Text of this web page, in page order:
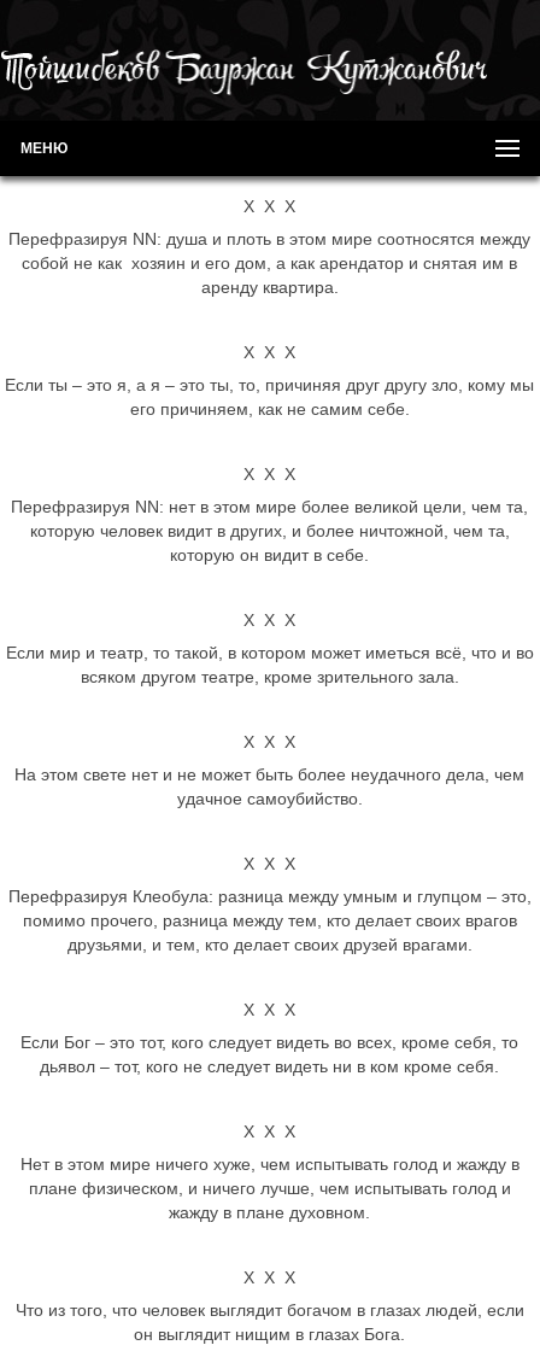
МЕНЮ
Х Х Х
Перефразируя NN: душа и плоть в этом мире соотносятся между
собой не как хозяин и его дом, а как арендатор и снятая им в
аренду квартира.
Х Х Х
Если ты – это я, а я – это ты, то, причиняя друг другу зло, кому мы
его причиняем, как не самим себе.
Х Х Х
Перефразируя NN: нет в этом мире более великой цели, чем та,
которую человек видит в других, и более ничтожной, чем та,
которую он видит в себе.
Х Х Х
Если мир и театр, то такой, в котором может иметься всё, что и во
всяком другом театре, кроме зрительного зала.
Х Х Х
На этом свете нет и не может быть более неудачного дела, чем
удачное самоубийство.
Х Х Х
Перефразируя Клеобула: разница между умным и глупцом – это,
помимо прочего, разница между тем, кто делает своих врагов
друзьями, и тем, кто делает своих друзей врагами.
Х Х Х
Если Бог – это тот, кого следует видеть во всех, кроме себя, то
дьявол – тот, кого не следует видеть ни в ком кроме себя.
Х Х Х
Нет в этом мире ничего хуже, чем испытывать голод и жажду в
плане физическом, и ничего лучше, чем испытывать голод и
жажду в плане духовном.
Х Х Х
Что из того, что человек выглядит богачом в глазах людей, если
он выглядит нищим в глазах Бога.